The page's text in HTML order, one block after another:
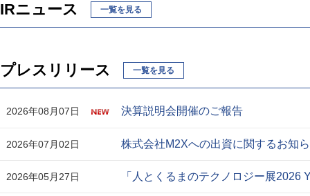
IRニュース 一覧を見る
プレスリリース 一覧を見る
2026年08月07日 決算説明会開催のご報告
2026年07月02日 株式会社M2Xへの出資に関するお知
2026年05月27日 「人とくるまのテクノロジー展2026